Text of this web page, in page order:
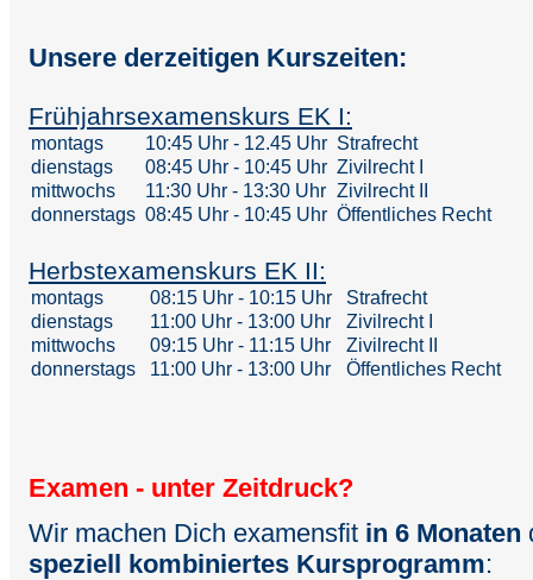
Unsere derzeitigen Kurszeiten:
Frühjahrsexamenskurs EK I:
montags 10:45 Uhr - 12.45 Uhr Strafrecht
dienstags
08:45 Uhr - 10:45 Uhr Zivilrecht I
mittwochs
11:30 Uhr - 13:30 Uhr Zivilrecht II
donnerstags 08:45 Uhr - 10:45 Uhr Öffentliches Recht
Herbstexamenskurs EK II:
montags 08:15 Uhr - 10:15 Uhr
Strafrecht
dienstags
11:00 Uhr - 13:00 Uhr
Zivilrecht I
mittwochs
09:15 Uhr - 11:15 Uhr
Zivilrecht II
donnerstags
11:00 Uhr - 13:00 Uhr Öffentliches Recht
Examen - unter Zeitdruck?
Wir machen Dich examensfit in 6 Monaten
speziell kombiniertes Kursprogramm: